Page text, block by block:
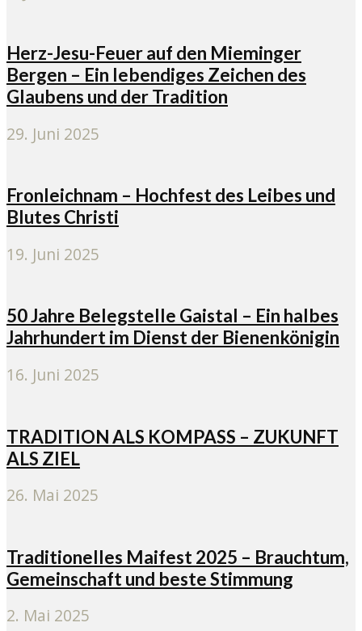
Herz-Jesu-Feuer auf den Mieminger
Bergen – Ein lebendiges Zeichen des
Glaubens und der Tradition
29. Juni 2025
Fronleichnam – Hochfest des Leibes und
Blutes Christi
19. Juni 2025
50 Jahre Belegstelle Gaistal – Ein halbes
Jahrhundert im Dienst der Bienenkönigin
16. Juni 2025
TRADITION ALS KOMPASS – ZUKUNFT
ALS ZIEL
26. Mai 2025
Traditionelles Maifest 2025 – Brauchtum,
Gemeinschaft und beste Stimmung
2. Mai 2025